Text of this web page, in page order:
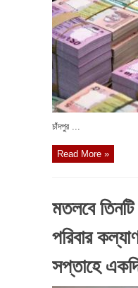
চাঁদপুর ...
Read More »
মতলবে
পরিবার
সপ্তাহে